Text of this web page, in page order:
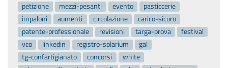
petizione
mezzi-pesanti evento
pasticcerie
impaloni
aumenti circolazione
carico-sicuro
patente-professionale
revisioni targa-prova
festival
vco
linkedin registro-solarium
gal
tg-confartigianato
concorsi
white